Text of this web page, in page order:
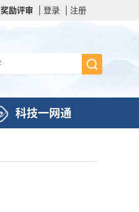
奖励评审 登录 注册
科技一网通